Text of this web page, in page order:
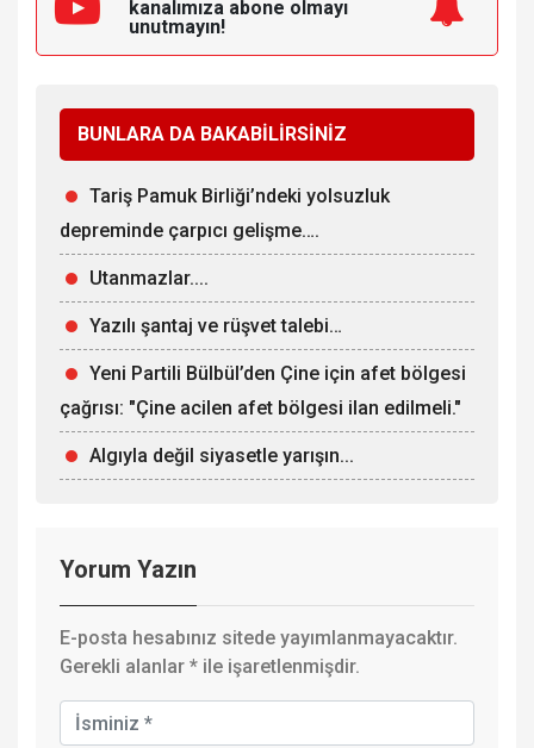
kanalımıza abone olmayı
unutmayın!
BUNLARA DA BAKABİLİRSİNİZ
Tariş Pamuk Birliği’ndeki yolsuzluk
depreminde çarpıcı gelişme….
Utanmazlar....
Yazılı şantaj ve rüşvet talebi…
Yeni Partili Bülbül’den Çine için afet bölgesi
çağrısı: "Çine acilen afet bölgesi ilan edilmeli."
Algıyla değil siyasetle yarışın...
Yorum Yazın
E-posta hesabınız sitede yayımlanmayacaktır.
Gerekli alanlar * ile işaretlenmişdir.